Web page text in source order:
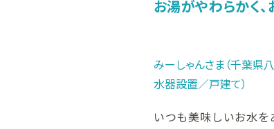
お湯がやわらかく
みーしゃんさま（千葉県
水器設置／戸建て）
いつも美味しいお水を